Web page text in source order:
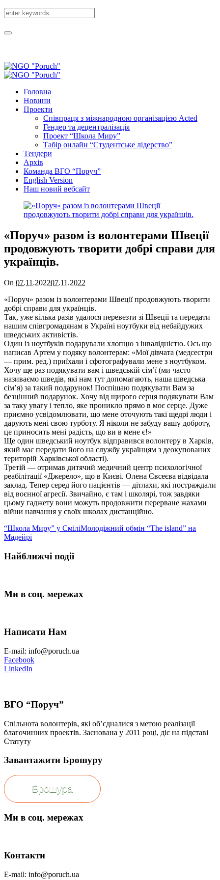
Головна
Новини
Проекти
Співпраця з міжнародною організацією Acted
Гендер та децентралізація
Проект “Школа Миру”
Табір онлайн “Студентське лідерство”
Tендери
Архів
Команда ВГО “Поруч”
English Version
Наш новий вебсайт
«Поруч» разом із волонтерами Швеції
продовжують творити добрі справи для
українців.
On 07.11.202207.11.2022
«Поруч» разом із волонтерами Швеції продовжують творити
добрі справи для українців.
Так, уже кілька разів удалося перевезти зі Швеції та передати
нашим співгромадянам в Україні ноутбуки від небайдужих
шведських активістів.
Один із ноутбуків подарували хлопцю з інвалідністю. Ось що
написав Артем у подяку волонтерам: «Мої дівчата (медсестри
— прим. ред.) приїхали і сфотографували мене з ноутбуком.
Хочу ще раз подякувати вам і шведській сім’ї (ми часто
називаємо шведів, які нам тут допомагають, наша шведська
сім’я) за такий подарунок! Поспішаю подякувати Вам за
безцінний подарунок. Хочу від щирого серця подякувати Вам
за таку увагу і тепло, яке проникло прямо в моє серце. Дуже
приємно усвідомлювати, що мене оточують такі щедрі люди і
дарують мені свою турботу. Я ніколи не забуду вашу доброту,
це приносить мені радість, що ви в мене є!»
Ще один шведський ноутбук відправився волонтеру в Харків,
який має передати його на службу українцям з деокупованих
територій Харківської області).
Третій — отримав дитячий медичний центр психологічної
реабілітації «Джерело», що в Києві. Олена Євсеєва відвідала
заклад. Тепер серед його пацієнтів — дітлахи, які постраждали
від воєнної агресії. Звичайно, є там і школярі, тож завдяки
цьому гаджету вони можуть продовжити перерване жахами
війни навчання у своїх школах дистанційно.
“Школа Миру” у СміліМолодіжний обмін “The island” на
Мадейрі
Найближчі події
Ми в соц. мережах
Написати Нам
E-mail: info@poruch.ua
Facebook
LinkedIn
ВГО “Поруч”
Спільнота волонтерів, які об’єдналися з метою реалізації
благочинних проектів. Заснована у 2011 році, діє на підставі
Статуту
Завантажити Брошуру
Брошура
Ми в соц. мережах
Контакти
E-mail: info@poruch.ua